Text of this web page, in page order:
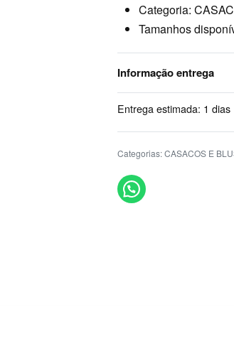
Categoria:
Tamanhos
Informação entrega
Entrega estimada: 1 dias
Categorias:CASACOS E